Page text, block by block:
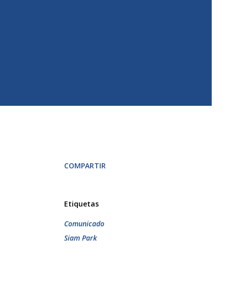
COMPARTIR
Etiquetas
Comunicado
Siam Park